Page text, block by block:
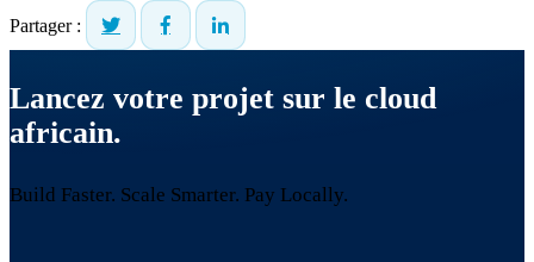
Partager :
Lancez votre projet sur le cloud
africain.
Build Faster. Scale Smarter. Pay Locally.